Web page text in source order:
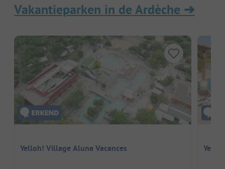
Vakantieparken in de Ardèche ➔
Yelloh! Village Aluna Vacances